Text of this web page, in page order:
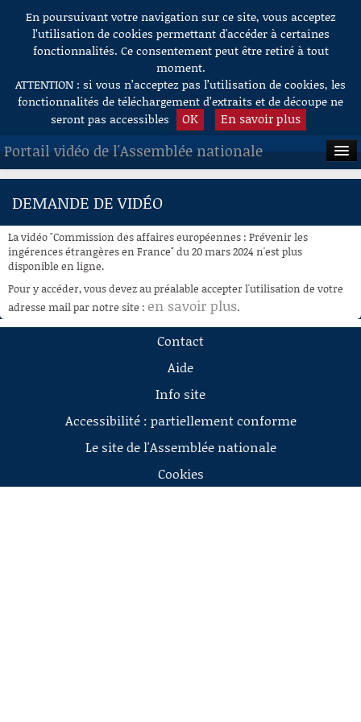
Aller au contenu
En poursuivant votre navigation sur ce site, vous acceptez
l’utilisation de cookies permettant d'accéder à certaines
fonctionnalités. Ce consentement peut être retiré à tout
moment.
ATTENTION : si vous n’acceptez pas l’utilisation de cookies, les
fonctionnalités de téléchargement d’extraits et de découpe ne
seront pas accessibles
OK En savoir plus
Portail vidéo de l'Assemblée nationale
ACCUEIL
À LA DEMANDE
RECHERCHE
AIDE À LA DÉCOUPE
DE VIDÉOS
DEMANDE DE VIDÉO
La vidéo "Commission des affaires européennes : Prévenir les
ingérences étrangères en France" du 20 mars 2024 n'est plus
disponible en ligne.
Pour y accéder, vous devez au préalable accepter l'utilisation de votre
adresse mail par notre site : en savoir plus.
Contact
Aide
Info site
Accessibilité : partiellement conforme
Le site de l'Assemblée nationale
Cookies